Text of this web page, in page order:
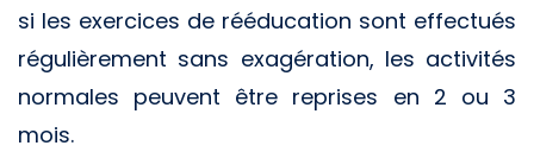
si les exercices de rééducation sont effectués
régulièrement sans exagération, les activités
normales peuvent être reprises en 2 ou 3
mois.